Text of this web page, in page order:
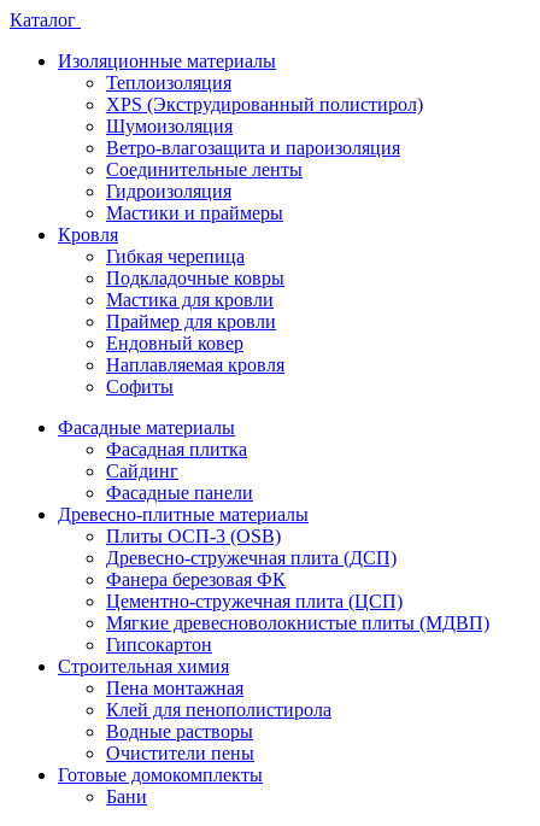
Каталог
Изоляционные материалы
Теплоизоляция
XPS (Экструдированный полистирол)
Шумоизоляция
Ветро-влагозащита и пароизоляция
Соединительные ленты
Гидроизоляция
Мастики и праймеры
Кровля
Гибкая черепица
Подкладочные ковры
Мастика для кровли
Праймер для кровли
Ендовный ковер
Наплавляемая кровля
Софиты
Фасадные материалы
Фасадная плитка
Сайдинг
Фасадные панели
Древесно-плитные материалы
Плиты ОСП-3 (OSB)
Древесно-стружечная плита (ДСП)
Фанера березовая ФК
Цементно-стружечная плита (ЦСП)
Мягкие древесноволокнистые плиты (МДВП)
Гипсокартон
Строительная химия
Пена монтажная
Клей для пенополистирола
Водные растворы
Очистители пены
Готовые домокомплекты
Бани